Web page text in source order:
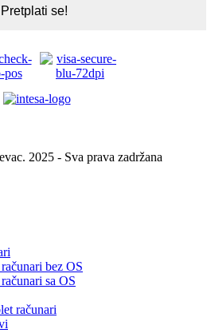
2025 - Sva prava zadržana
bez OS
sa OS
računari